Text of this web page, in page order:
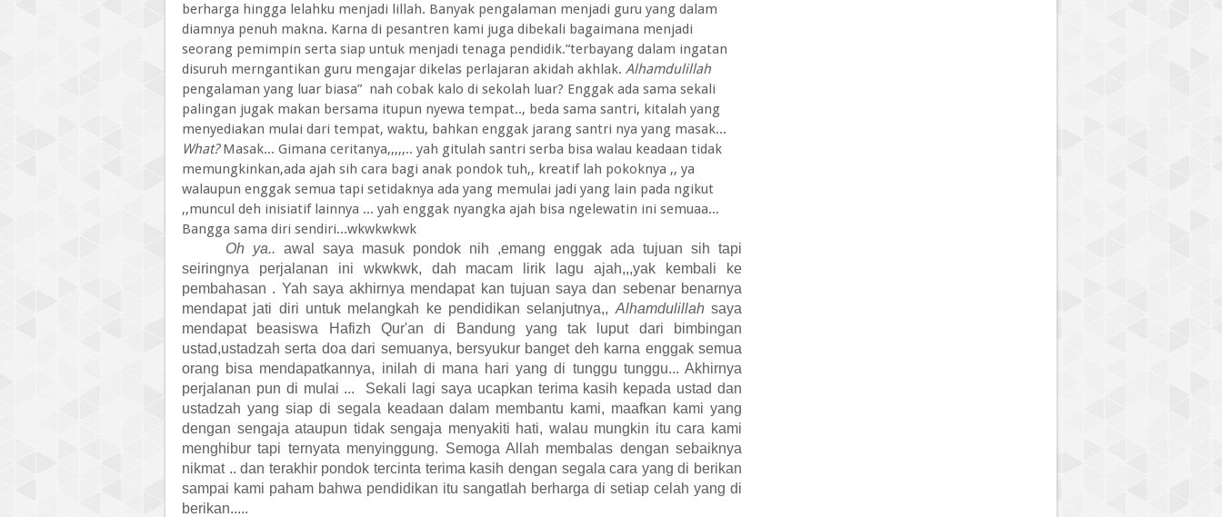
berharga hingga lelahku menjadi lillah. Banyak pengalaman menjadi guru yang dalam
diamnya penuh makna. Karna di pesantren kami juga dibekali bagaimana menjadi
seorang pemimpin serta siap untuk menjadi tenaga pendidik.”terbayang dalam ingatan
disuruh merngantikan guru mengajar dikelas perlajaran akidah akhlak. Alhamdulillah
pengalaman yang luar biasa” nah cobak kalo di sekolah luar? Enggak ada sama sekali
palingan jugak makan bersama itupun nyewa tempat.., beda sama santri, kitalah yang
menyediakan mulai dari tempat, waktu, bahkan enggak jarang santri nya yang masak...
What?Masak... Gimana ceritanya,,,,,.. yah gitulah santri serba bisa walau keadaan tidak
memungkinkan,ada ajah sih cara bagi anak pondok tuh,, kreatif lah pokoknya ,, ya
walaupun enggak semua tapi setidaknya ada yang memulai jadi yang lain pada ngikut
,,muncul deh inisiatif lainnya ... yah enggak nyangka ajah bisa ngelewatin ini semuaa...
Bangga sama diri sendiri...wkwkwkwk
Oh ya.. awal saya masuk pondok nih ,emang enggak ada tujuan sih tapi
seiringnya perjalanan ini wkwkwk, dah macam lirik lagu ajah,,,yak kembali ke
pembahasan . Yah saya akhirnya mendapat kan tujuan saya dan sebenar benarnya
mendapat jati diri untuk melangkah ke pendidikan selanjutnya,, Alhamdulillahsaya
mendapat beasiswa Hafizh Qur'an di Bandung yang tak luput dari bimbingan
ustad,ustadzah serta doa dari semuanya, bersyukur banget deh karna enggak semua
orang bisa mendapatkannya, inilah di mana hari yang di tunggu tunggu... Akhirnya
perjalanan pun di mulai ...
Sekali lagi saya ucapkan terima kasih kepada ustad dan
ustadzah yang siap di segala keadaan dalam membantu kami, maafkan kami yang
dengan sengaja ataupun tidak sengaja menyakiti hati, walau mungkin itu cara kami
menghibur tapi ternyata menyinggung. Semoga Allah membalas dengan sebaiknya
nikmat .. dan terakhir pondok tercinta terima kasih dengan segala cara yang di berikan
sampai kami paham bahwa pendidikan itu sangatlah berharga di setiap celah yang di
berikan.....